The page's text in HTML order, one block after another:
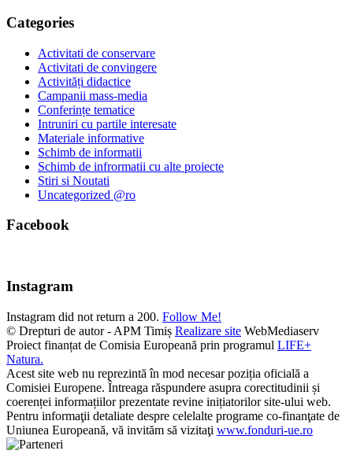
Categories
Activitati de conservare
Activitati de convingere
Activități didactice
Campanii mass-media
Conferințe tematice
Intruniri cu partile interesate
Materiale informative
Schimb de informatii
Schimb de infrormatii cu alte proiecte
Stiri si Noutati
Uncategorized @ro
Facebook
Instagram
Instagram did not return a 200. Follow Me!
© Drepturi de autor - APM Timiș Realizare site WebMediaserv
Proiect finanțat de Comisia Europeană prin programul LIFE+
Natura.
Acest site web nu reprezintă în mod necesar poziția oficială a
Comisiei Europene. Întreaga răspundere asupra corectitudinii și
coerenței informațiilor prezentate revine inițiatorilor site-ului web.
Pentru informaţii detaliate despre celelalte programe co-finanţate de
Uniunea Europeană, vă invităm să vizitaţi www.fonduri-ue.ro